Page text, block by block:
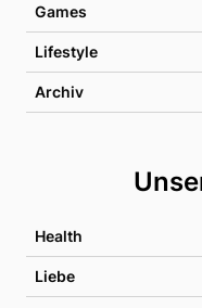
Games
Lifestyle
Archiv
Health
Liebe